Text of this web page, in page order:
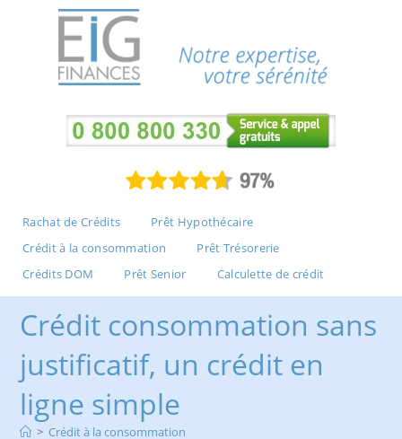
Rachat de Crédits
Prêt Hypothécaire
Crédit à la consommation
Prêt Trésorerie
Crédits DOM
Prêt Senior Calculette de crédit
Crédit consommation sans
justificatif, un crédit en
ligne simple
> Crédit à la consommation